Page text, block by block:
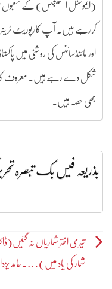
(ایموشنل انٹیلیجنس) کے
کررہے ہیں۔ آپ کارپوریٹ
اور مائنڈسائنس کی روشنی میں
شکل دے رہے ہیں۔ معروف کالم
بھی حصہ ہیں۔
بذریعہ فیس بک تبصرہ
Post
navigation
تیری اختر شماریاں نہ
شمار کی یاد میں)….حامد